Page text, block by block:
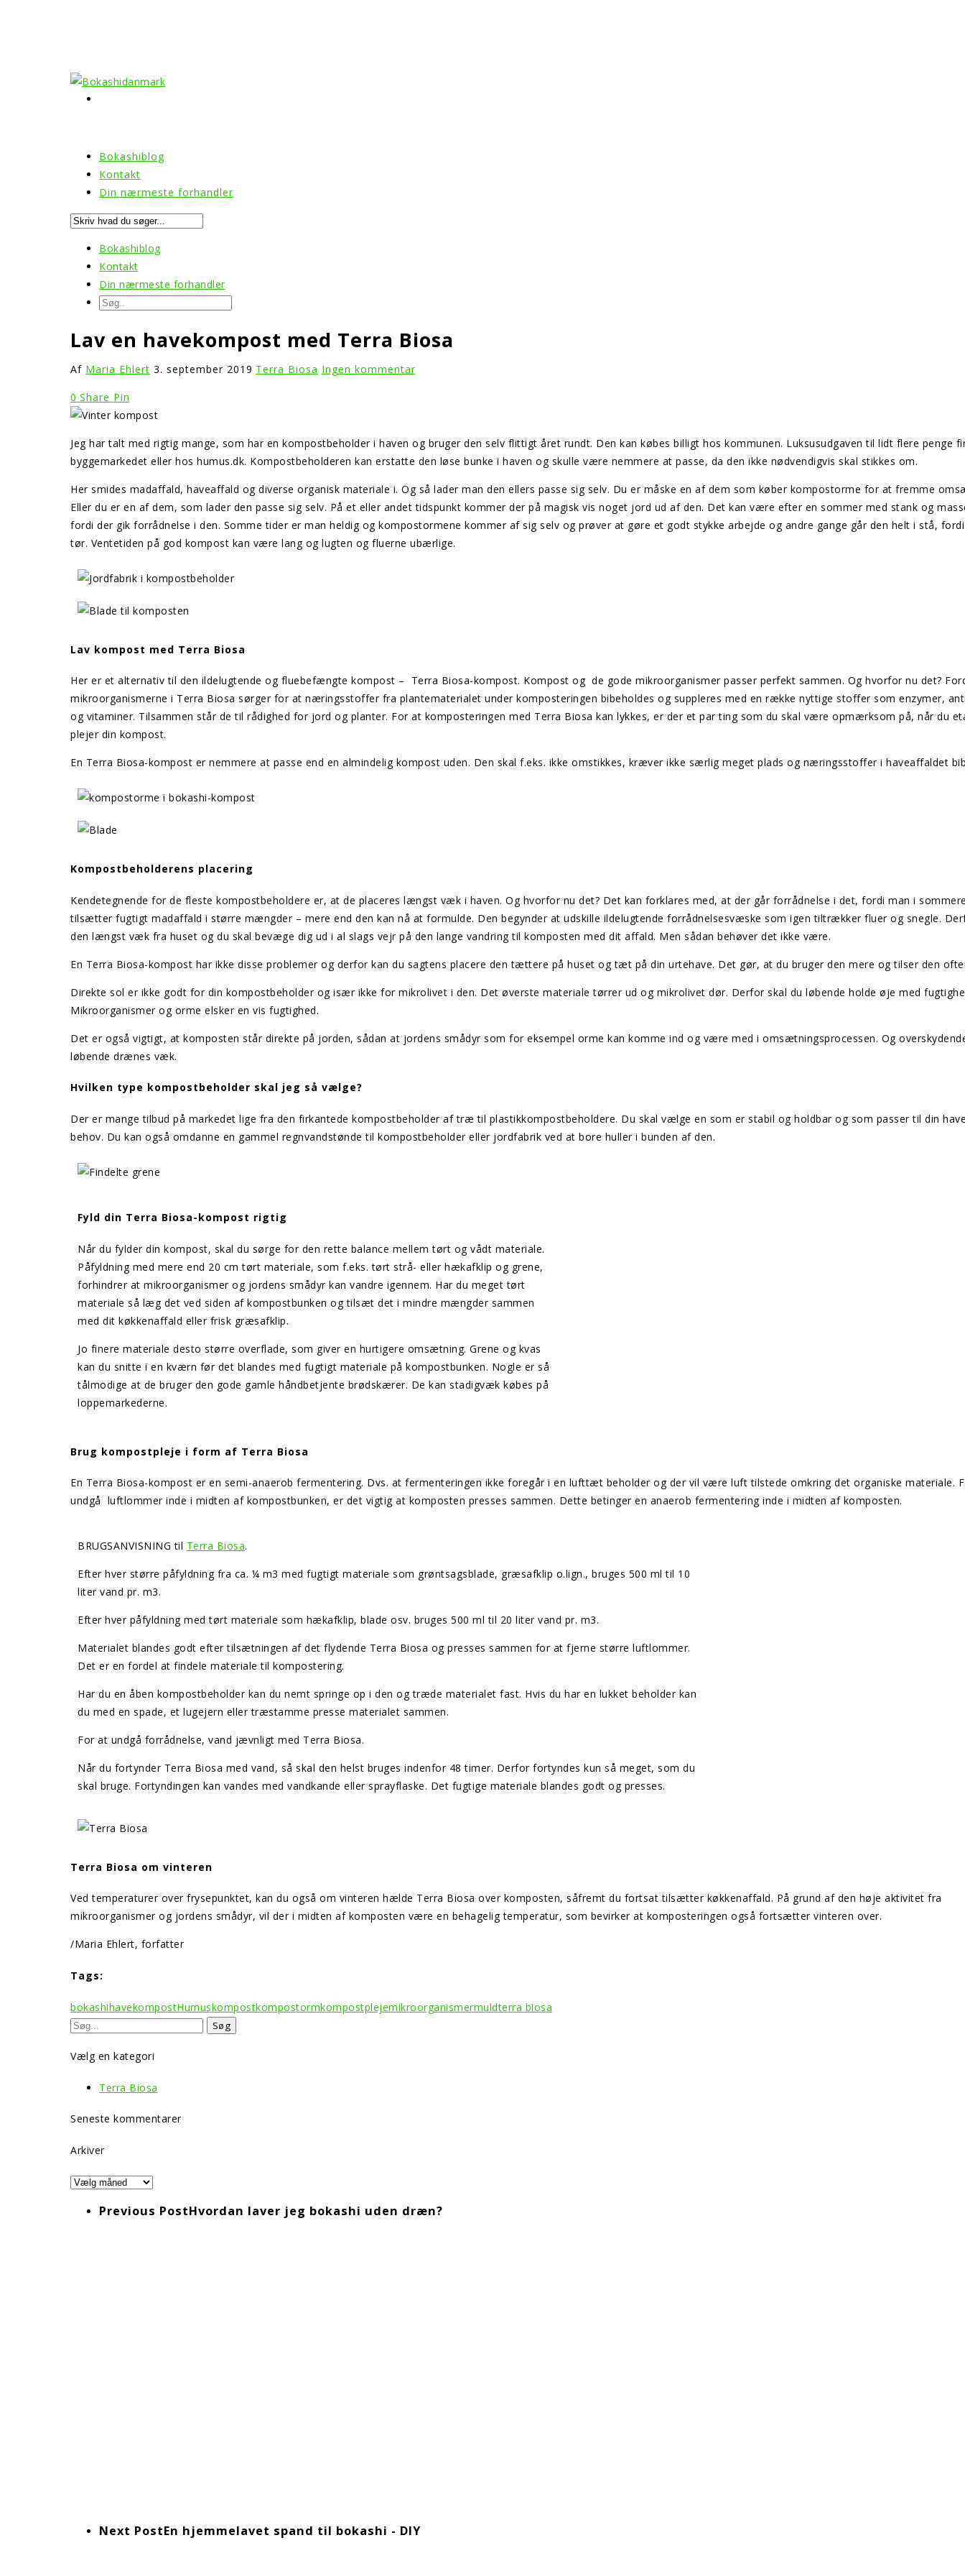
Bokashiblog
Kontakt
Din nærmeste forhandler
Bokashiblog
Kontakt
Din nærmeste forhandler
Lav en havekompost med Terra Biosa
Af Maria Ehlert 3. september 2019 Terra Biosa Ingen kommentar
0 Share Pin
Jeg har talt med rigtig mange, som har en kompostbeholder i haven og bruger den selv flittigt året rundt. Den kan købes billigt hos kommunen. Luksusudgaven til lidt flere penge
byggemarkedet eller hos humus.dk. Kompostbeholderen kan erstatte den løse bunke i haven og skulle være nemmere at passe, da den ikke nødvendigvis skal stikkes om.
Her smides madaffald, haveaffald og diverse organisk materiale i. Og så lader man den ellers passe sig selv. Du er måske en af dem som køber kompostorme for at fremme
Eller du er en af dem, som lader den passe sig selv. På et eller andet tidspunkt kommer der på magisk vis noget jord ud af den. Det kan være efter en sommer med stank og
fordi der gik forrådnelse i den. Somme tider er man heldig og kompostormene kommer af sig selv og prøver at gøre et godt stykke arbejde og andre gange går den helt i stå,
tør. Ventetiden på god kompost kan være lang og lugten og fluerne ubærlige.
Lav kompost med Terra Biosa
Her er et alternativ til den ildelugtende og fluebefængte kompost – Terra Biosa-kompost. Kompost og de gode mikroorganismer passer perfekt sammen. Og hvorfor nu det?
mikroorganismerne i Terra Biosa sørger for at næringsstoffer fra plantematerialet under komposteringen bibeholdes og suppleres med en række nyttige stoffer som enzymer,
og vitaminer. Tilsammen står de til rådighed for jord og planter. For at komposteringen med Terra Biosa kan lykkes, er der et par ting som du skal være opmærksom på, når du
plejer din kompost.
En Terra Biosa-kompost er nemmere at passe end en almindelig kompost uden. Den skal f.eks. ikke omstikkes, kræver ikke særlig meget plads og næringsstoffer i haveaffaldet
Kompostbeholderens placering
Kendetegnende for de fleste kompostbeholdere er, at de placeres længst væk i haven. Og hvorfor nu det? Det kan forklares med, at der går forrådnelse i det, fordi man i
tilsætter fugtigt madaffald i større mængder – mere end den kan nå at formulde. Den begynder at udskille ildelugtende forrådnelsesvæske som igen tiltrækker fluer og snegle.
den længst væk fra huset og du skal bevæge dig ud i al slags vejr på den lange vandring til komposten med dit affald. Men sådan behøver det ikke være.
En Terra Biosa-kompost har ikke disse problemer og derfor kan du sagtens placere den tættere på huset og tæt på din urtehave. Det gør, at du bruger den mere og tilser den
Direkte sol er ikke godt for din kompostbeholder og især ikke for mikrolivet i den. Det øverste materiale tørrer ud og mikrolivet dør. Derfor skal du løbende holde øje med
Mikroorganismer og orme elsker en vis fugtighed.
Det er også vigtigt, at komposten står direkte på jorden, sådan at jordens smådyr som for eksempel orme kan komme ind og være med i omsætningsprocessen. Og
løbende drænes væk.
Hvilken type kompostbeholder skal jeg så vælge?
Der er mange tilbud på markedet lige fra den firkantede kompostbeholder af træ til plastikkompostbeholdere. Du skal vælge en som er stabil og holdbar og som passer til din
behov. Du kan også omdanne en gammel regnvandstønde til kompostbeholder eller jordfabrik ved at bore huller i bunden af den.
Fyld din Terra Biosa-kompost rigtig
Når du fylder din kompost, skal du sørge for den rette balance mellem tørt og vådt materiale.
Påfyldning med mere end 20 cm tørt materiale, som f.eks. tørt strå- eller hækafklip og grene,
forhindrer at mikroorganismer og jordens smådyr kan vandre igennem. Har du meget tørt
materiale så læg det ved siden af kompostbunken og tilsæt det i mindre mængder sammen
med dit køkkenaffald eller frisk græsafklip.
Jo finere materiale desto større overflade, som giver en hurtigere omsætning. Grene og kvas
kan du snitte i en kværn før det blandes med fugtigt materiale på kompostbunken. Nogle er så
tålmodige at de bruger den gode gamle håndbetjente brødskærer. De kan stadigvæk købes på
loppemarkederne.
Brug kompostpleje i form af Terra Biosa
En Terra Biosa-kompost er en semi-anaerob fermentering. Dvs. at fermenteringen ikke foregår i en lufttæt beholder og der vil være luft tilstede omkring det organiske materiale.
undgå luftlommer inde i midten af kompostbunken, er det vigtig at komposten presses sammen. Dette betinger en anaerob fermentering inde i midten af komposten.
BRUGSANVISNING til Terra Biosa.
Efter hver større påfyldning fra ca. ¼ m3 med fugtigt materiale som grøntsagsblade, græsafklip o.lign., bruges 500 ml til 10
liter vand pr. m3.
Efter hver påfyldning med tørt materiale som hækafklip, blade osv. bruges 500 ml til 20 liter vand pr. m3.
Materialet blandes godt efter tilsætningen af det flydende Terra Biosa og presses sammen for at fjerne større luftlommer.
Det er en fordel at findele materiale til kompostering.
Har du en åben kompostbeholder kan du nemt springe op i den og træde materialet fast. Hvis du har en lukket beholder kan
du med en spade, et lugejern eller træstamme presse materialet sammen.
For at undgå forrådnelse, vand jævnligt med Terra Biosa.
Når du fortynder Terra Biosa med vand, så skal den helst bruges indenfor 48 timer. Derfor fortyndes kun så meget, som du
skal bruge. Fortyndingen kan vandes med vandkande eller sprayflaske. Det fugtige materiale blandes godt og presses.
Terra Biosa om vinteren
Ved temperaturer over frysepunktet, kan du også om vinteren hælde Terra Biosa over komposten, såfremt du fortsat tilsætter køkkenaffald. På grund af den høje aktivitet fra
mikroorganismer og jordens smådyr, vil der i midten af komposten være en behagelig temperatur, som bevirker at komposteringen også fortsætter vinteren over.
/Maria Ehlert, forfatter
Tags:
bokashihavekompostHumuskompostkompostormkompostplejemikroorganismermuldterra biosa
Vælg en kategori
Terra Biosa
Seneste kommentarer
Arkiver
Arkiver
Previous PostHvordan laver jeg bokashi uden dræn?
Next PostEn hjemmelavet spand til bokashi - DIY